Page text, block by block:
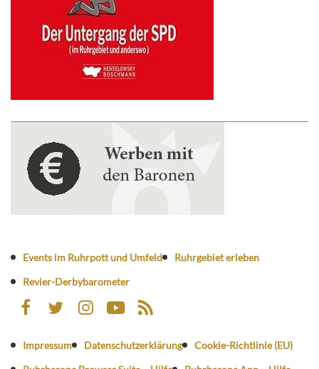
Events im Ruhrpott und Umfeld
Ruhrgebiet erleben
Revier-Derbybarometer
Impressum Datenschutzerklärung
Cookie-Richtlinie (EU)